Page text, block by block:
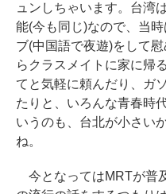
ュンしちゃいます。台湾
能(今も同じ)なので、当
ブ(中国語で夜遊)をして
らクラスメイトに家に帰
てと気軽に頼んだり、ガ
たりと、いろんな青春時
いうのも、台北が小さい
ね。
今となってはMRTが普